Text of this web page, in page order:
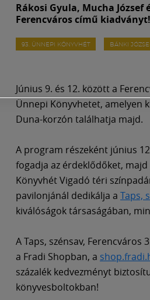
Rákosi Gyula, Mucha József
Ferencváros című kiadványt!
93. ÜNNEPI KÖNYVHÉT BÁNKI
Június 9. és 12. között a
Ünnepi Könyvhetet, amelyen
Duna-korzón találhatja majd.
A program részeként június
fogadja az érdeklődőket,
Könyvhét Vigadó téri
pavilonjánál dedikálja a Taps,
kiválóságok társaságában,
A Taps, szénsav,
a Fradi Shopban, a
százalék kedvezményt
könyvesboltokban!